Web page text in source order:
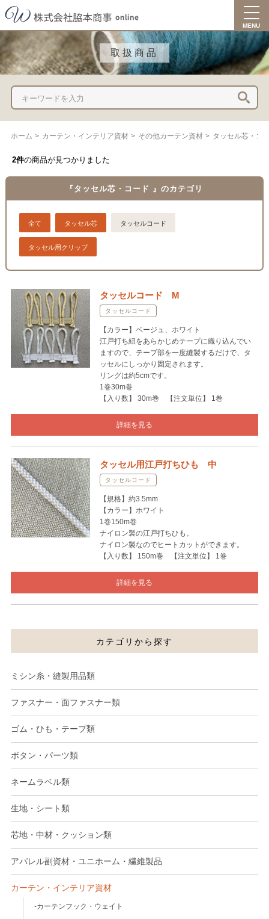
MENU
取扱商品
カテゴリから探す
ミシン糸・縫製用品類
ファスナー・面ファスナー類
ゴム・ひも・テープ類
ボタン・パーツ類
ネームラベル類
生地・シート類
芯地・中材・クッション類
アパレル副資材・ユニホーム・繊維製品
カーテン・インテリア資材
カーテンフック・ウェイト
ホーム > カーテン・インテリア資材 > その他カーテン資材 > タッセル芯・コ
2件の商品が見つかりました
『タッセル芯・コード 』のカテゴリ
全て タッセル芯 タッセルコード
タッセル用クリップ
タッセルコード M
タッセルコード
【カラー】ベージュ、ホワイト
江戸打ち紐をあらかじめテープに織り込んでい
ますので、テープ部を一度縫製するだけで、タ
ッセルにしっかり固定されます。
リングは約5cmです。
1巻30m巻
【入り数】 30m巻 【注文単位】 1巻
詳細を見る
タッセル用江戸打ちひも 中
タッセルコード
【規格】約3.5mm
【カラー】ホワイト
1巻150m巻
ナイロン製の江戸打ちひも。
ナイロン製なのでヒートカットができます。
【入り数】 150m巻 【注文単位】 1巻
詳細を見る